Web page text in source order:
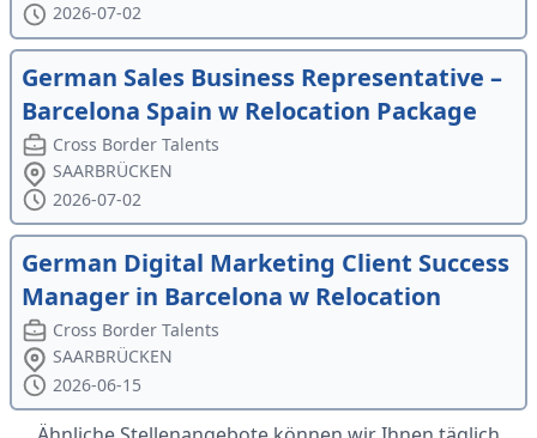
2026-07-02
German Sales Business Representative –
Barcelona Spain w Relocation Package
Cross Border Talents
SAARBRÜCKEN
2026-07-02
German Digital Marketing Client Success
Manager in Barcelona w Relocation
Cross Border Talents
SAARBRÜCKEN
2026-06-15